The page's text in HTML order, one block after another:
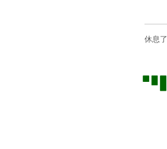
休息了